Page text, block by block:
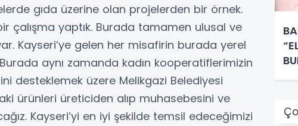
gıda üzerine olan projelerden bir örnek.
çalışma yaptık. Burada tamamen ulusal ve
Kayseri’ye gelen her misafirin burada yerel
aynı zamanda kadın kooperatiflerimizin
desteklemek üzere Melikgazi Belediyesi
ürünleri üreticiden alıp muhasebesini ve
Kayseri’yi en iyi şekilde temsil edeceğimizi